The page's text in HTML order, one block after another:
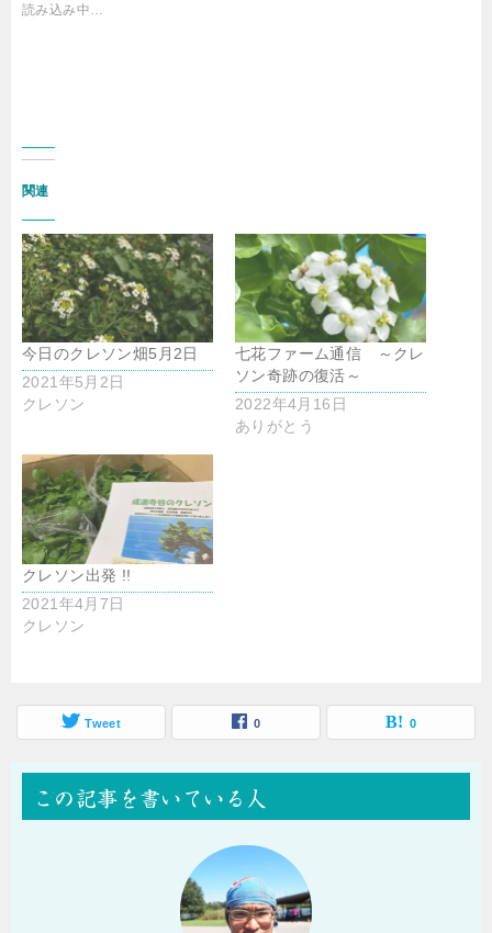
読み込み中…
関連
今日のクレソン畑5月2日
2021年5月2日
クレソン
七花ファーム通信 ～クレ
ソン奇跡の復活～
2022年4月16日
ありがとう
クレソン出発 !!
2021年4月7日
クレソン
Tweet 0 0
この記事を書いている人